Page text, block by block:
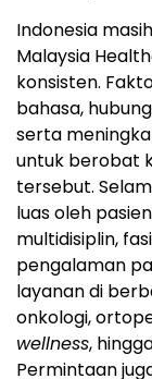
Indonesia
Malaysia
konsisten.
bahasa,
serta
untuk berobat
tersebut.
luas oleh
multidisiplin,
pengalaman
layanan di
onkologi,
wellness,
Permintaan